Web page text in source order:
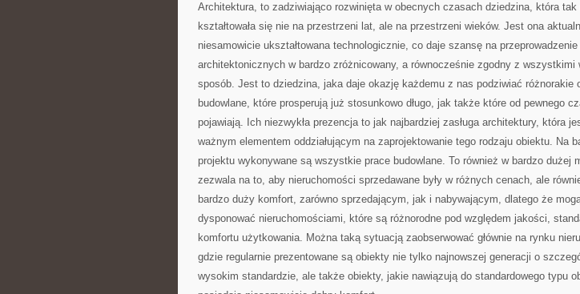
Architektura, to zadziwiająco rozwinięta w obecnych czasach dziedzina, która tak
kształtowała się nie na przestrzeni lat, ale na przestrzeni wieków. Jest ona
niesamowicie ukształtowana technologicznie, co daje szansę na
architektonicznych w bardzo zróżnicowany, a równocześnie zgodny z wszystkimi
sposób. Jest to dziedzina, jaka daje okazję każdemu z nas podziwiać różnorakie
budowlane, które prosperują już stosunkowo długo, jak także które od pewnego
pojawiają. Ich niezwykła prezencja to jak najbardziej zasługa architektury, która
ważnym elementem oddziałującym na zaprojektowanie tego rodzaju obiektu. Na
projektu wykonywane są wszystkie prace budowlane. To również w bardzo dużej
zezwala na to, aby nieruchomości sprzedawane były w różnych cenach, ale
bardzo duży komfort, zarówno sprzedającym, jak i nabywającym, dlatego że
dysponować nieruchomościami, które są różnorodne pod względem jakości,
komfortu użytkowania. Można taką sytuacją zaobserwować głównie na rynku
gdzie regularnie prezentowane są obiekty nie tylko najnowszej generacji o
wysokim standardzie, ale także obiekty, jakie nawiązują do standardowego typu